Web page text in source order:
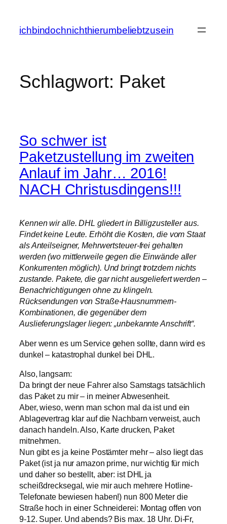
springen
ichbindochnichthierumbeliebtzusein
Schlagwort: Paket
So schwer ist
Paketzustellung im zweiten
Anlauf im Jahr… 2016!
NACH Christusdingens!!!
Kennen wir alle. DHL gliedert in Billigzusteller aus.
Findet keine Leute. Erhöht die Kosten, die vom Staat
als Anteilseigner, Mehrwertsteuer-frei gehalten
werden (wo mittlerweile gegen die Einwände aller
Konkurrenten möglich). Und bringt trotzdem nichts
zustande. Pakete, die gar nicht ausgeliefert werden –
Benachrichtigungen ohne zu klingeln.
Rücksendungen von Straße-Hausnummern-
Kombinationen, die gegenüber dem
Auslieferungslager liegen: „unbekannte Anschrift“.
Aber wenn es um Service gehen sollte, dann wird es
dunkel – katastrophal dunkel bei DHL.
Also, langsam:
Da bringt der neue Fahrer also Samstags tatsächlich
das Paket zu mir – in meiner Abwesenheit.
Aber, wieso, wenn man schon mal da ist und ein
Ablagevertrag klar auf die Nachbarn verweist, auch
danach handeln. Also, Karte drucken, Paket
mitnehmen.
Nun gibt es ja keine Postämter mehr – also liegt das
Paket (ist ja nur amazon prime, nur wichtig für mich
und daher so bestellt, aber: ist DHL ja
scheißdrecksegal, wie mir auch mehrere Hotline-
Telefonate bewiesen haben!) nun 800 Meter die
Straße hoch in einer Schneiderei: Montag offen von
9-12. Super. Und abends? Bis max. 18 Uhr. Di-Fr,